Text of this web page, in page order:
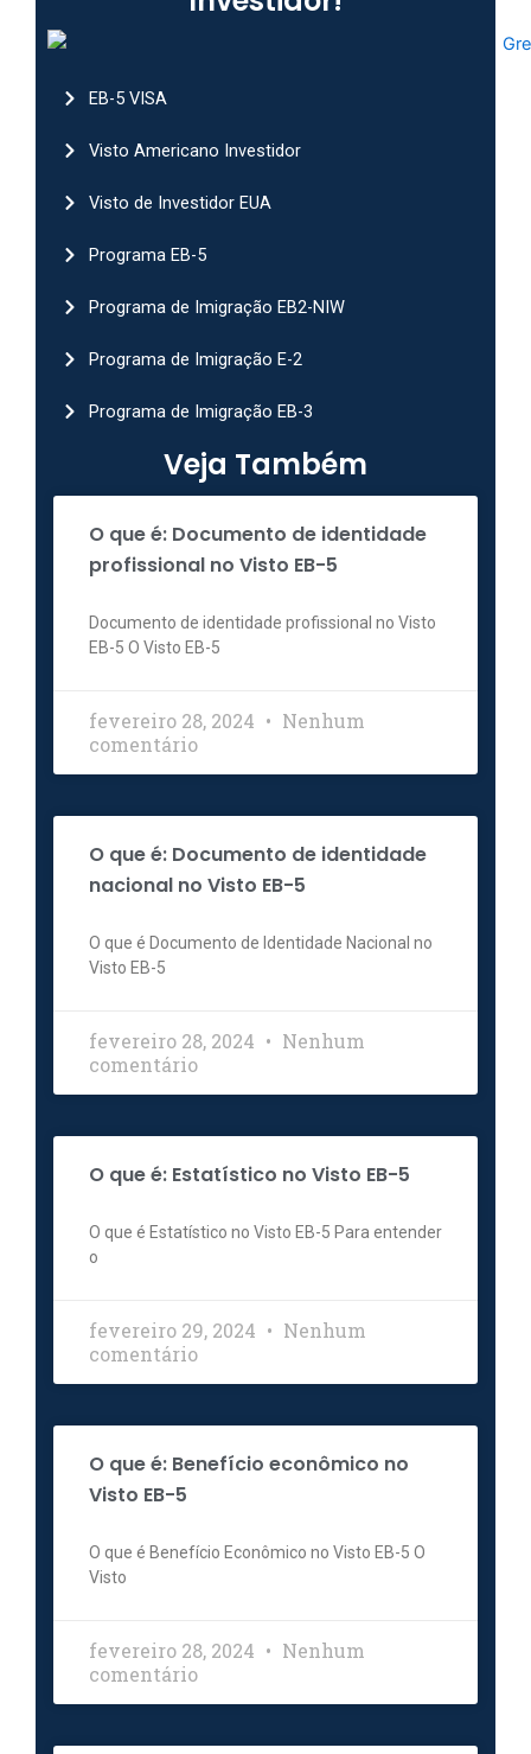
EB-5 VISA
Visto Americano Investidor
Visto de Investidor EUA
Programa EB-5
Programa de Imigração EB2-NIW
Programa de Imigração E-2
Programa de Imigração EB-3
Veja Também
O que é: Documento de identidade
profissional no Visto EB-5
Documento de identidade profissional no Visto
EB-5 O Visto EB-5
fevereiro 28, 2024
Nenhum
comentário
O que é: Documento de identidade
nacional no Visto EB-5
O que é Documento de Identidade Nacional no
Visto EB-5
fevereiro 28, 2024
Nenhum
comentário
O que é: Estatístico no Visto EB-5
O que é Estatístico no Visto EB-5 Para entender
o
fevereiro 29, 2024
Nenhum
comentário
O que é: Benefício econômico no
Visto EB-5
O que é Benefício Econômico no Visto EB-5 O
Visto
fevereiro 28, 2024
Nenhum
comentário